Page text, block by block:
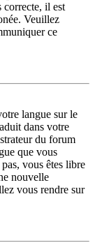
correcte, il est
Veuillez
ce
langue sur le
dans votre
du forum
que vous
vous êtes libre
nouvelle
vous rendre sur